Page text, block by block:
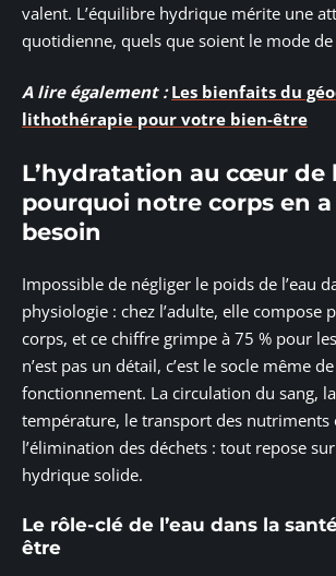
valent. L’équilibre hydrique mérite une
quotidienne, quels que soient le mode
A lire également : Les bienfaits du
lithothérapie pour votre bien-être
L’hydratation au cœur de
pourquoi notre corps en
besoin
Impossible de négliger le poids de l’eau
physiologie : chez l’adulte, elle compose
corps, et ce chiffre grimpe à 75 % pour
n’est pas un détail, c’est le socle même
fonctionnement. La circulation du sang,
température, le transport des nutriments
l’élimination des déchets : tout repose
hydrique solide.
Le rôle-clé de l’eau dans la
être